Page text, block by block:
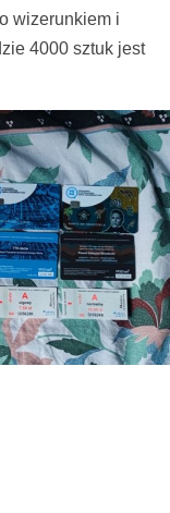
wizerunkiem i
4000 sztuk jest